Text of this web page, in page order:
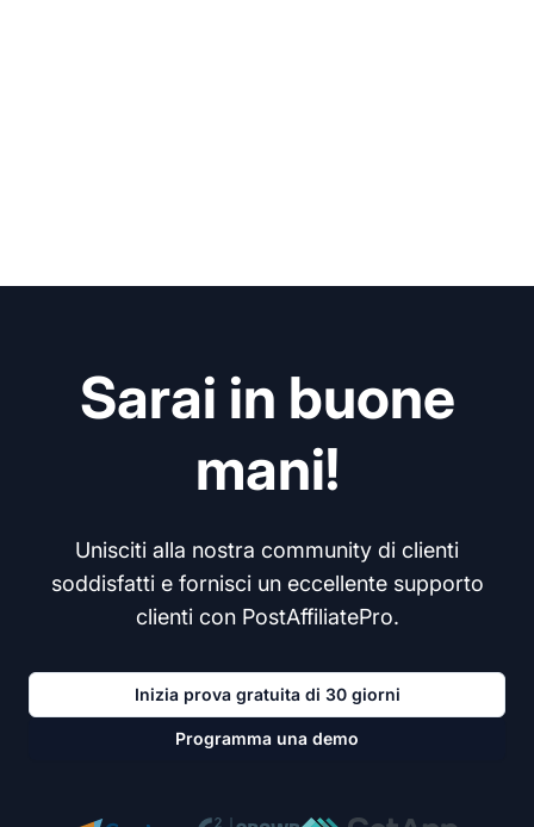
Sarai in buone
mani!
Unisciti alla nostra community di clienti
soddisfatti e fornisci un eccellente supporto
clienti con PostAffiliatePro.
Inizia prova gratuita di 30 giorni
Programma una demo